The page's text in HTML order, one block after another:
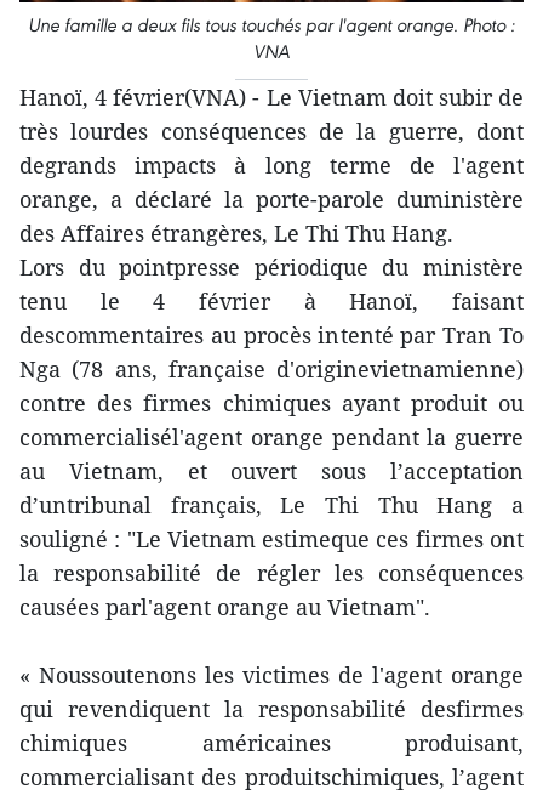
Une famille a deux fils tous touchés par l'agent orange. Photo :
VNA
Hanoï, 4 février(VNA) - Le Vietnam doit subir de
très lourdes conséquences de la guerre, dont
degrands impacts à long terme de l'agent
orange, a déclaré la porte-parole duministère
des Affaires étrangères, Le Thi Thu Hang.
Lors du pointpresse périodique du ministère
tenu le 4 février à Hanoï, faisant
descommentaires au procès intenté par Tran To
Nga (78 ans, française d'originevietnamienne)
contre des firmes chimiques ayant produit ou
commercialisél'agent orange pendant la guerre
au Vietnam, et ouvert sous l’acceptation
d’untribunal français, Le Thi Thu Hang a
souligné : "Le Vietnam estimeque ces firmes ont
la responsabilité de régler les conséquences
causées parl'agent orange au Vietnam".
« Noussoutenons les victimes de l'agent orange
qui revendiquent la responsabilité desfirmes
chimiques américaines produisant,
commercialisant des produitschimiques, l’agent